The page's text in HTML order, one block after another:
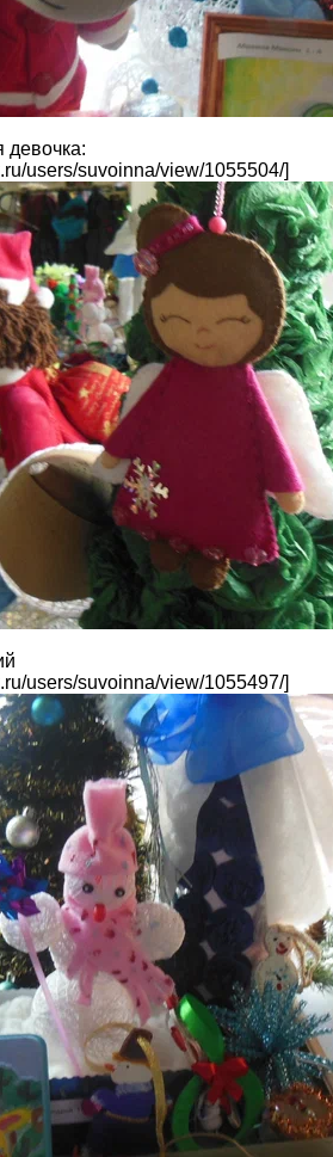
девочка:
users/suvoinna/view/1055504/]
users/suvoinna/view/1055497/]